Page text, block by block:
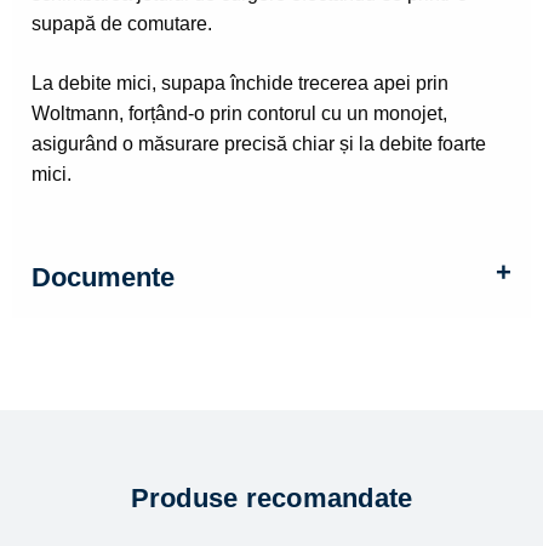
supapă de comutare.
La debite mici, supapa închide trecerea apei prin
Woltmann, forțând-o prin contorul cu un monojet,
asigurând o măsurare precisă chiar și la debite foarte
mici.
Documente
Produse recomandate